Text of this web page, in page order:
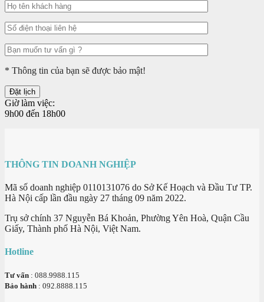
* Thông tin của bạn sẽ được bảo mật!
Giờ làm việc:
9h00 đến 18h00
THÔNG TIN DOANH NGHIỆP
Mã số doanh nghiệp 0110131076 do Sở Kế Hoạch và Đầu Tư TP.
Hà Nội cấp lần đầu ngày 27 tháng 09 năm 2022.
Trụ sở chính 37 Nguyễn Bá Khoản, Phường Yên Hoà, Quận Cầu
Giấy, Thành phố Hà Nội, Việt Nam.
Hotline
Tư vấn : 088.9988.115
Bảo hành : 092.8888.115